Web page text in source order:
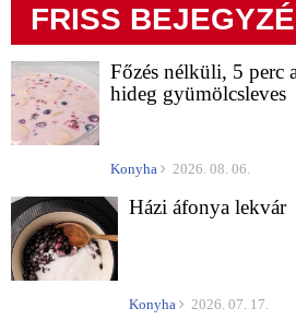
FRISS
Főzés nélküli, 5 perc
hideg gyümölcsleves
Konyha 2026. 08. 06.
Házi áfonya lekvár
Konyha 2026. 07. 17.